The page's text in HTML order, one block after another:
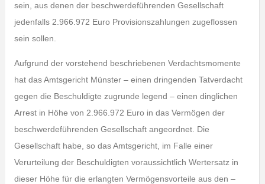
sein, aus denen der beschwerdeführenden Gesellschaft
jedenfalls 2.966.972 Euro Provisionszahlungen zugeflossen
sein sollen.
Aufgrund der vorstehend beschriebenen Verdachtsmomente
hat das Amtsgericht Münster – einen dringenden Tatverdacht
gegen die Beschuldigte zugrunde legend – einen dinglichen
Arrest in Höhe von 2.966.972 Euro in das Vermögen der
beschwerdeführenden Gesellschaft angeordnet. Die
Gesellschaft habe, so das Amtsgericht, im Falle einer
Verurteilung der Beschuldigten voraussichtlich Wertersatz in
dieser Höhe für die erlangten Vermögensvorteile aus den –